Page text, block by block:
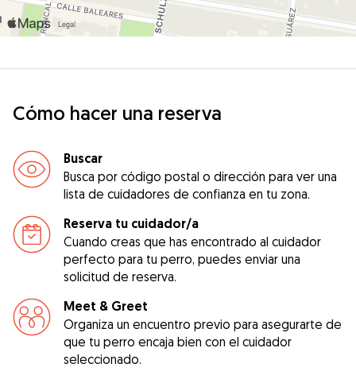
Cómo hacer una reserva
Buscar
Busca por código postal o dirección para ver una
lista de cuidadores de confianza en tu zona.
Reserva tu cuidador/a
Cuando creas que has encontrado al cuidador
perfecto para tu perro, puedes enviar una
solicitud de reserva.
Meet & Greet
Organiza un encuentro previo para asegurarte de
que tu perro encaja bien con el cuidador
seleccionado.